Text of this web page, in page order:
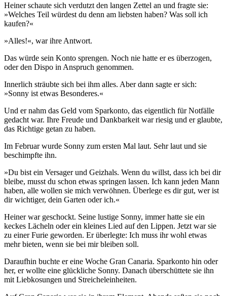
Heiner schaute sich verdutzt den langen Zettel an und fragte sie:
»Welches Teil würdest du denn am liebsten haben? Was soll ich
kaufen?«
»Alles!«, war ihre Antwort.
Das würde sein Konto sprengen. Noch nie hatte er es überzogen,
oder den Dispo in Anspruch genommen.
Innerlich sträubte sich bei ihm alles. Aber dann sagte er sich:
»Sonny ist etwas Besonderes.«
Und er nahm das Geld vom Sparkonto, das eigentlich für Notfälle
gedacht war. Ihre Freude und Dankbarkeit war riesig und er glaubte,
das Richtige getan zu haben.
Im Februar wurde Sonny zum ersten Mal laut. Sehr laut und sie
beschimpfte ihn.
»Du bist ein Versager und Geizhals. Wenn du willst, dass ich bei dir
bleibe, musst du schon etwas springen lassen. Ich kann jeden Mann
haben, alle wollen sie mich verwöhnen. Überlege es dir gut, wer ist
dir wichtiger, dein Garten oder ich.«
Heiner war geschockt. Seine lustige Sonny, immer hatte sie ein
keckes Lächeln oder ein kleines Lied auf den Lippen. Jetzt war sie
zu einer Furie geworden. Er überlegte: Ich muss ihr wohl etwas
mehr bieten, wenn sie bei mir bleiben soll.
Daraufhin buchte er eine Woche Gran Canaria. Sparkonto hin oder
her, er wollte eine glückliche Sonny. Danach überschüttete sie ihn
mit Liebkosungen und Streicheleinheiten.